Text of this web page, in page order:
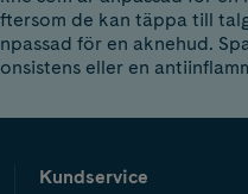
de kan täppa till
för en aknehud.
eller en
Kundservice